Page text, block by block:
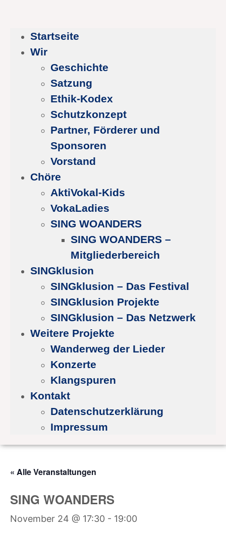
Startseite
Wir
Geschichte
Satzung
Ethik-Kodex
Schutzkonzept
Partner, Förderer und
Sponsoren
Vorstand
Chöre
AktiVokal-Kids
VokaLadies
SING WOANDERS
SING WOANDERS –
Mitgliederbereich
SINGklusion
SINGklusion – Das Festival
SINGklusion Projekte
SINGklusion – Das Netzwerk
Weitere Projekte
Wanderweg der Lieder
Konzerte
Klangspuren
Kontakt
Datenschutzerklärung
Impressum
« Alle Veranstaltungen
SING WOANDERS
November 24 @ 17:30 - 19:00